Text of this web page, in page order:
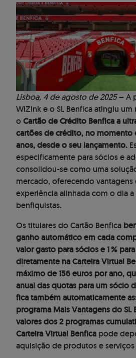
Lisboa, 4 de agosto de 2025– A
WiZink e o SL Benfica atingiu
oCartão de Crédito Benfica a
cartões de crédito, no momento
anos, desde o seu lançamento.
especificamente para sócios e
consolidou-se como uma
mercado, oferecendo vantagens
experiência alinhada com o dia
benfiquistas.
Os titulares do Cartão Benfica
ganho automático em cada
valor gasto para sócios e 1 %
diretamente na Carteira Virtual
máximo de 156 euros por ano,
anual das quotas para um sócio
fica também automaticamente
programa Mais Vantagens do SL
valores dos 2 programas
Carteira Virtual Benfica pode
aquisição de produtos e serviços